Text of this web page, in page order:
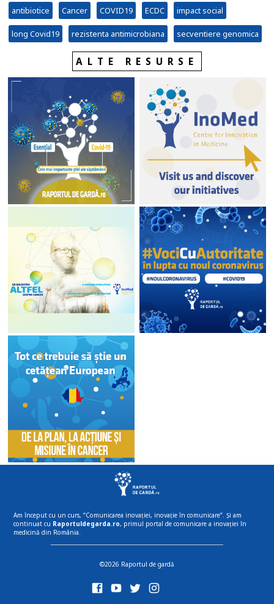
antibiotice Cancer COVID19 ECDC impact social
long Covid19 rezistenta antimicrobiana secventiere genomica
ALTE RESURSE
Am început cu un curs, “Comunicarea inovației, inovație în comunicare”. Și am
continuat cu Raportuldegarda.ro, primul portal de comunicare a inovației în
medicină din România.
©2026 Raportul de gardă